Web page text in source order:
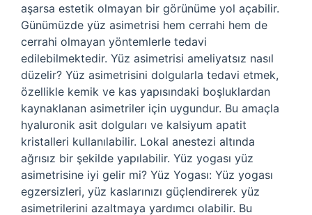
aşarsa estetik olmayan bir görünüme yol açabilir.
Günümüzde yüz asimetrisi hem cerrahi hem de
cerrahi olmayan yöntemlerle tedavi
edilebilmektedir. Yüz asimetrisi ameliyatsız nasıl
düzelir? Yüz asimetrisini dolgularla tedavi etmek,
özellikle kemik ve kas yapısındaki boşluklardan
kaynaklanan asimetriler için uygundur. Bu amaçla
hyaluronik asit dolguları ve kalsiyum apatit
kristalleri kullanılabilir. Lokal anestezi altında
ağrısız bir şekilde yapılabilir. Yüz yogası yüz
asimetrisine iyi gelir mi? Yüz Yogası: Yüz yogası
egzersizleri, yüz kaslarınızı güçlendirerek yüz
asimetrilerini azaltmaya yardımcı olabilir. Bu